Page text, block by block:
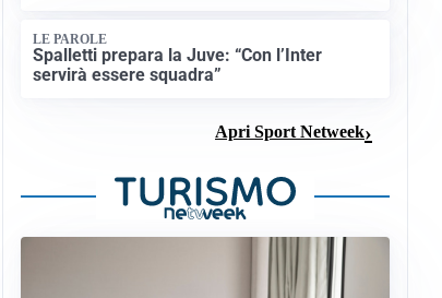
LE PAROLE
Spalletti prepara la Juve: “Con l’Inter
servirà essere squadra”
Apri Sport Netweek